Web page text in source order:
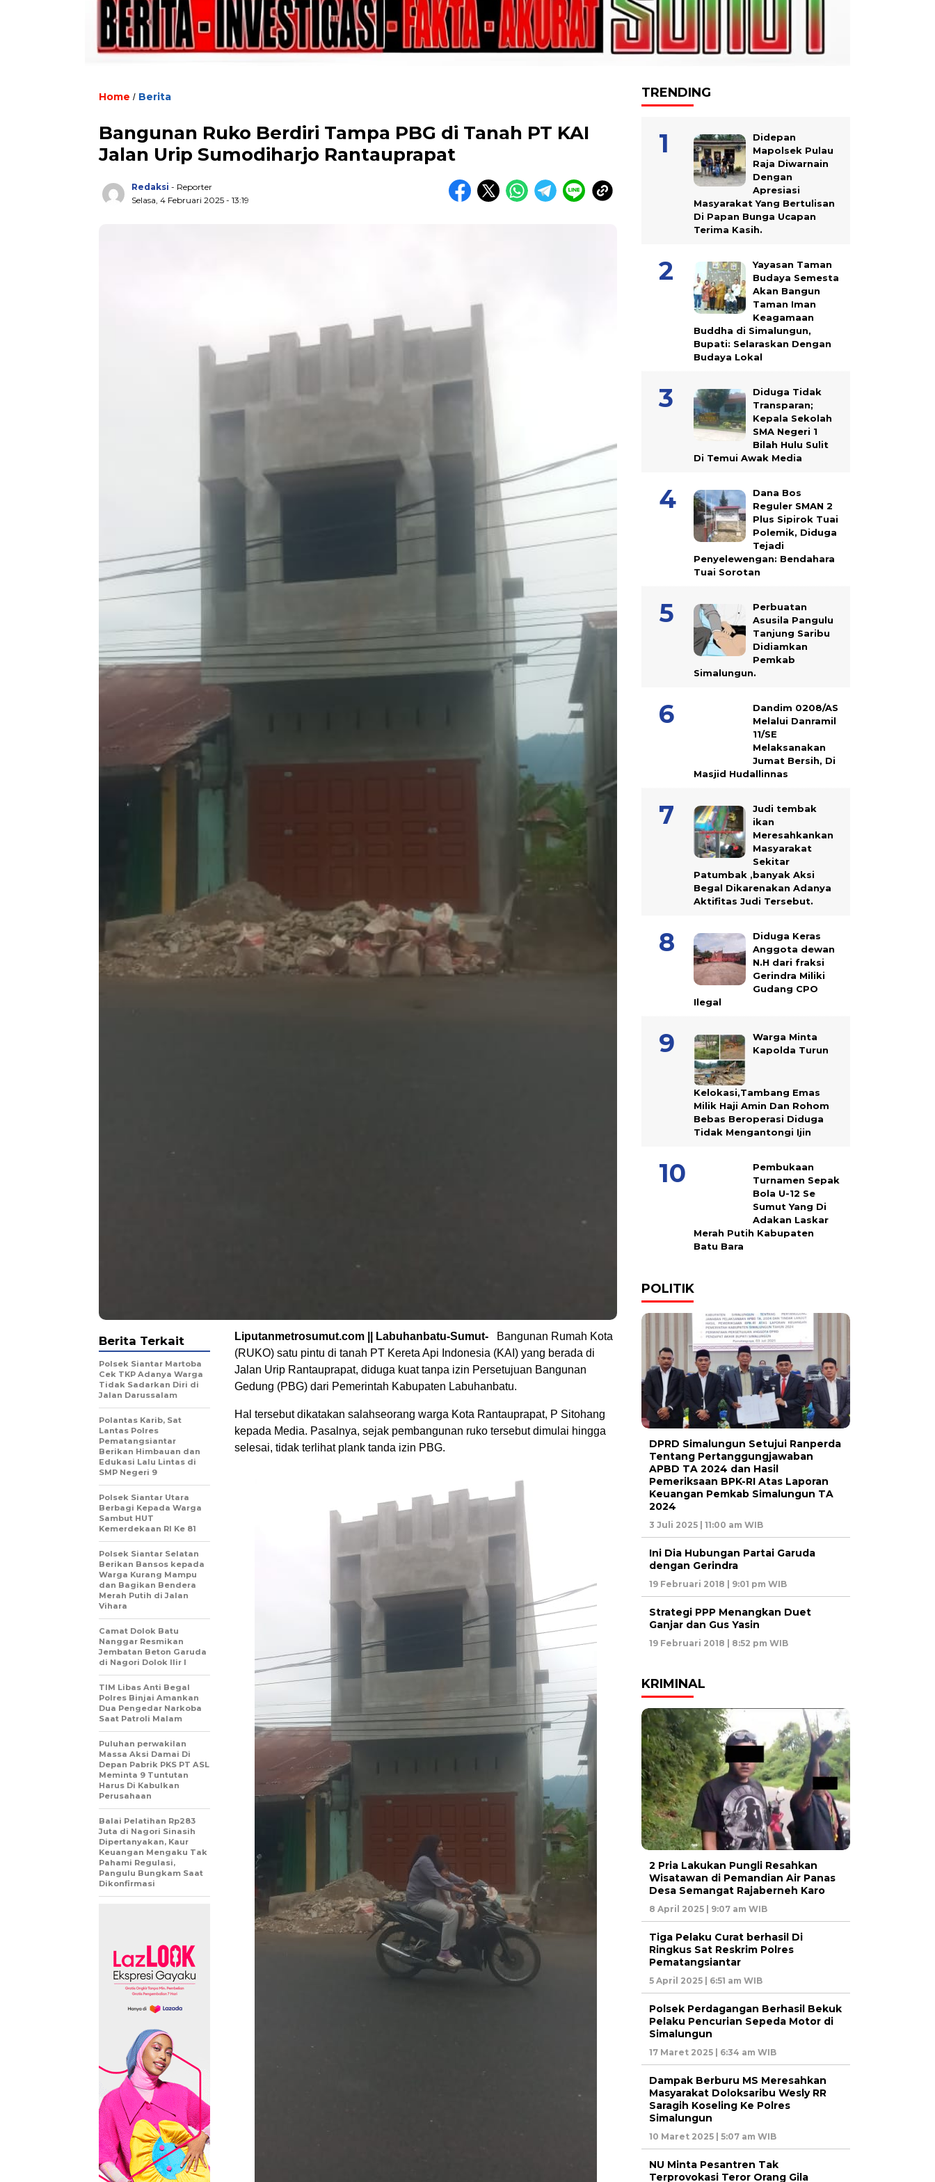
Home / Berita
Bangunan Ruko Berdiri Tampa PBG di Tanah PT KAI
Jalan Urip Sumodiharjo Rantauprapat
Redaksi - Reporter
Selasa, 4 Februari 2025 - 13:19
Liputanmetrosumut.com || Labuhanbatu-Sumut-
Bangunan Rumah Kota
(RUKO) satu pintu di tanah PT Kereta Api Indonesia (KAI) yang berada di
Jalan Urip Rantauprapat, diduga kuat tanpa izin Persetujuan Bangunan
Gedung (PBG) dari Pemerintah Kabupaten Labuhanbatu.
Hal tersebut dikatakan salahseorang warga Kota Rantauprapat, P Sitohang
kepada Media. Pasalnya, sejak pembangunan ruko tersebut dimulai hingga
selesai, tidak terlihat plank tanda izin PBG.
Berita Terkait
Polsek Siantar Martoba
Cek TKP Adanya Warga
Tidak Sadarkan Diri di
Jalan Darussalam
Polantas Karib, Sat
Lantas Polres
Pematangsiantar
Berikan Himbauan dan
Edukasi Lalu Lintas di
SMP Negeri 9
Polsek Siantar Utara
Berbagi Kepada Warga
Sambut HUT
Kemerdekaan RI Ke 81
Polsek Siantar Selatan
Berikan Bansos kepada
Warga Kurang Mampu
dan Bagikan Bendera
Merah Putih di Jalan
Vihara
Camat Dolok Batu
Nanggar Resmikan
Jembatan Beton Garuda
di Nagori Dolok Ilir I
TIM Libas Anti Begal
Polres Binjai Amankan
Dua Pengedar Narkoba
Saat Patroli Malam
Puluhan perwakilan
Massa Aksi Damai Di
Depan Pabrik PKS PT ASL
Meminta 9 Tuntutan
Harus Di Kabulkan
Perusahaan
Balai Pelatihan Rp283
Juta di Nagori Sinasih
Dipertanyakan, Kaur
Keuangan Mengaku Tak
Pahami Regulasi,
Pangulu Bungkam Saat
Dikonfirmasi
TRENDING
Didepan
Mapolsek Pulau
Raja Diwarnain
Dengan
Apresiasi
Masyarakat Yang Bertulisan
Di Papan Bunga Ucapan
Terima Kasih.
Yayasan Taman
Budaya Semesta
Akan Bangun
Taman Iman
Keagamaan
Buddha di Simalungun,
Bupati: Selaraskan Dengan
Budaya Lokal
Diduga Tidak
Transparan;
Kepala Sekolah
SMA Negeri 1
Bilah Hulu Sulit
Di Temui Awak Media
Dana Bos
Reguler SMAN 2
Plus Sipirok Tuai
Polemik, Diduga
Tejadi
Penyelewengan: Bendahara
Tuai Sorotan
Perbuatan
Asusila Pangulu
Tanjung Saribu
Didiamkan
Pemkab
Simalungun.
Dandim 0208/AS
Melalui Danramil
11/SE
Melaksanakan
Jumat Bersih, Di
Masjid Hudallinnas
Judi tembak
ikan
Meresahkankan
Masyarakat
Sekitar
Patumbak ,banyak Aksi
Begal Dikarenakan Adanya
Aktifitas Judi Tersebut.
Diduga Keras
Anggota dewan
N.H dari fraksi
Gerindra Miliki
Gudang CPO
Ilegal
Warga Minta
Kapolda Turun
Kelokasi,Tambang Emas
Milik Haji Amin Dan Rohom
Bebas Beroperasi Diduga
Tidak Mengantongi Ijin
Pembukaan
Turnamen Sepak
Bola U-12 Se
Sumut Yang Di
Adakan Laskar
Merah Putih Kabupaten
Batu Bara
POLITIK
DPRD Simalungun Setujui Ranperda
Tentang Pertanggungjawaban
APBD TA 2024 dan Hasil
Pemeriksaan BPK-RI Atas Laporan
Keuangan Pemkab Simalungun TA
2024
3 Juli 2025 | 11:00 am WIB
Ini Dia Hubungan Partai Garuda
dengan Gerindra
19 Februari 2018 | 9:01 pm WIB
Strategi PPP Menangkan Duet
Ganjar dan Gus Yasin
19 Februari 2018 | 8:52 pm WIB
KRIMINAL
2 Pria Lakukan Pungli Resahkan
Wisatawan di Pemandian Air Panas
Desa Semangat Rajaberneh Karo
8 April 2025 | 9:07 am WIB
Tiga Pelaku Curat berhasil Di
Ringkus Sat Reskrim Polres
Pematangsiantar
5 April 2025 | 6:51 am WIB
Polsek Perdagangan Berhasil Bekuk
Pelaku Pencurian Sepeda Motor di
Simalungun
17 Maret 2025 | 6:34 am WIB
Dampak Berburu MS Meresahkan
Masyarakat Doloksaribu Wesly RR
Saragih Koseling Ke Polres
Simalungun
10 Maret 2025 | 5:07 am WIB
NU Minta Pesantren Tak
Terprovokasi Teror Orang Gila